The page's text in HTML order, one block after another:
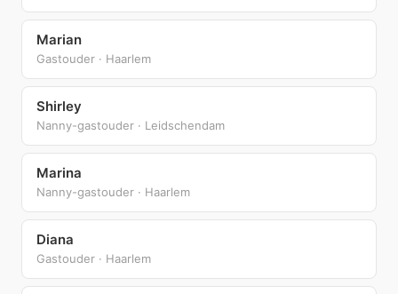
Marian
Gastouder · Haarlem
Shirley
Nanny-gastouder · Leidschendam
Marina
Nanny-gastouder · Haarlem
Diana
Gastouder · Haarlem